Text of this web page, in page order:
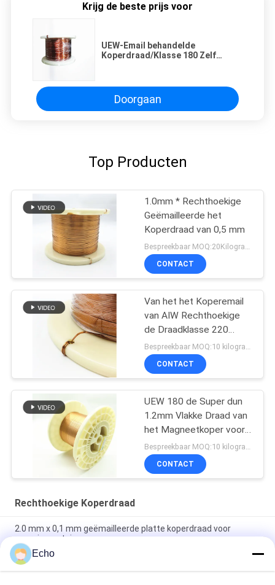
Krijg de beste prijs voor
UEW-Email behandelde
Koperdraad/Klasse 180 Zelf
Doorgaan
Top Producten
1.0mm * Rechthoekige
Geëmailleerde het
Koperdraad van 0,5 mm
Bespreekbaar MOQ:20Kilogram/Kilograms
CONTACT
Van het het Koperemail
van AIW Rechthoekige
de Draadklasse 220
2.0*1.0mm
CONTACT
UEW 180 de Super dun
1.2mm Vlakke Draad van
het Magneetkoper voor
het Winden
CONTACT
Rechthoekige Koperdraad
2.0 mm x 0,1 mm geëmailleerde platte koperdraad voor
energievoertuigen
Super 1,8 mmx0,2 mm UL AIW Emaillebedekte koperen platte
draad voor motor
Echo